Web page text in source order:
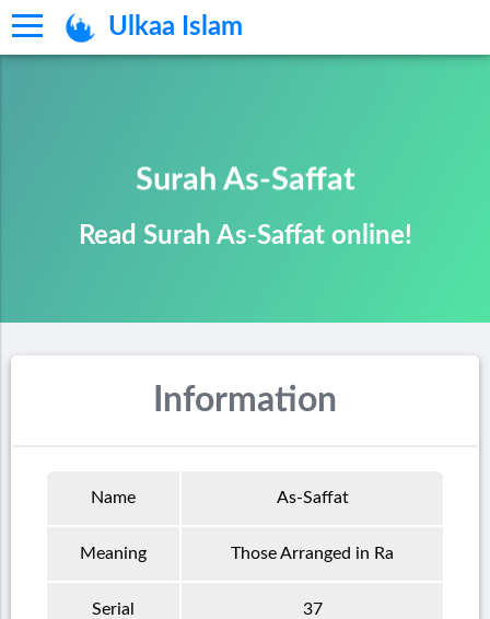
Ulkaa Islam
Surah As-Saffat
Read Surah As-Saffat online!
Information
Name As-Saffat
Meaning Those Arranged in Ra
Serial 37